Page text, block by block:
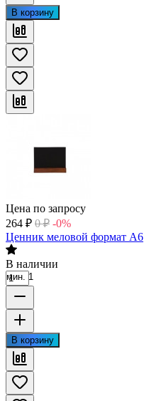
В корзину
Цена по запросу
264 ₽ 0 ₽ -0%
Ценник меловой формат А6
В наличии
мин. 1
В корзину